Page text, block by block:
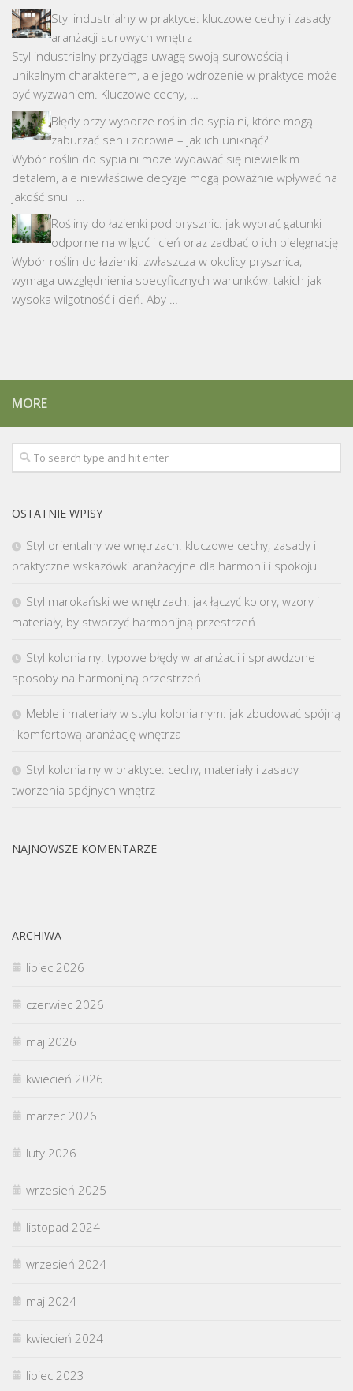
Styl industrialny w praktyce: kluczowe cechy i zasady
aranżacji surowych wnętrz
Styl industrialny przyciąga uwagę swoją surowością i
unikalnym charakterem, ale jego wdrożenie w praktyce może
być wyzwaniem. Kluczowe cechy, …
Błędy przy wyborze roślin do sypialni, które mogą
zaburzać sen i zdrowie – jak ich uniknąć?
Wybór roślin do sypialni może wydawać się niewielkim
detalem, ale niewłaściwe decyzje mogą poważnie wpływać na
jakość snu i …
Rośliny do łazienki pod prysznic: jak wybrać gatunki
odporne na wilgoć i cień oraz zadbać o ich pielęgnację
Wybór roślin do łazienki, zwłaszcza w okolicy prysznica,
wymaga uwzględnienia specyficznych warunków, takich jak
wysoka wilgotność i cień. Aby …
MORE
OSTATNIE WPISY
Styl orientalny we wnętrzach: kluczowe cechy, zasady i
praktyczne wskazówki aranżacyjne dla harmonii i spokoju
Styl marokański we wnętrzach: jak łączyć kolory, wzory i
materiały, by stworzyć harmonijną przestrzeń
Styl kolonialny: typowe błędy w aranżacji i sprawdzone
sposoby na harmonijną przestrzeń
Meble i materiały w stylu kolonialnym: jak zbudować spójną
i komfortową aranżację wnętrza
Styl kolonialny w praktyce: cechy, materiały i zasady
tworzenia spójnych wnętrz
NAJNOWSZE KOMENTARZE
ARCHIWA
lipiec 2026
czerwiec 2026
maj 2026
kwiecień 2026
marzec 2026
luty 2026
wrzesień 2025
listopad 2024
wrzesień 2024
maj 2024
kwiecień 2024
lipiec 2023